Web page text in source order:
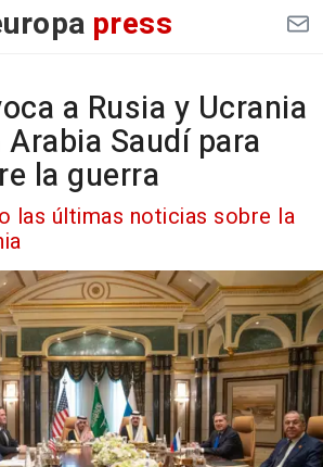
press
a Rusia y Ucrania
Saudí para
la guerra
las últimas noticias sobre la